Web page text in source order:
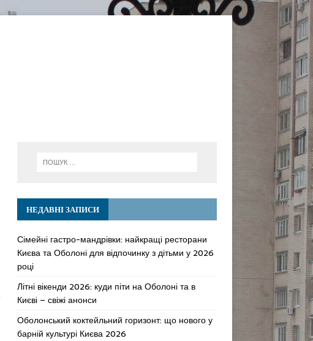
НЕДАВНІ ЗАПИСИ
Сімейні гастро-мандрівки: найкращі ресторани
Києва та Оболоні для відпочинку з дітьми у 2026
році
Літні вікенди 2026: куди піти на Оболоні та в
Києві – свіжі анонси
Оболонський коктейльний горизонт: що нового у
барній культурі Києва 2026